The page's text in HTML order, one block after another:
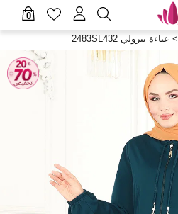
0
> عباءة بترولي 2483SL432